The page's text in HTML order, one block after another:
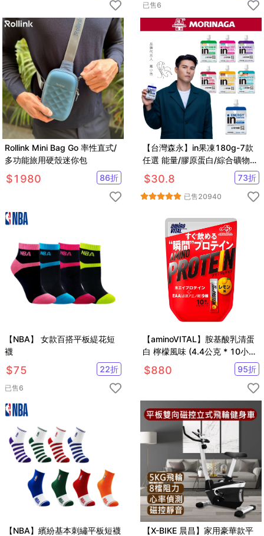
已售6
Rollink Mini Bag Go 率性直式/
多功能旅用硬殼迷你包
$1980 86折
【台灣森永】in果凍180g-7款
任選 能量/膠原蛋白/綜合礦物
質/維他命/膳食纖維/牛磺酸B群/
益生菌
$30.8 73折
已售20940
【NBA】 女款百搭平板緹花短
襪
$75 22折
已售6
【aminoVITAL】胺基酸乳清蛋
白 檸檬風味 (4.4公克 * 10小
包)
$880 95折
【NBA】繽紛基本刺繡平板短襪
【X-BIKE 晨昌】家用豪華款平